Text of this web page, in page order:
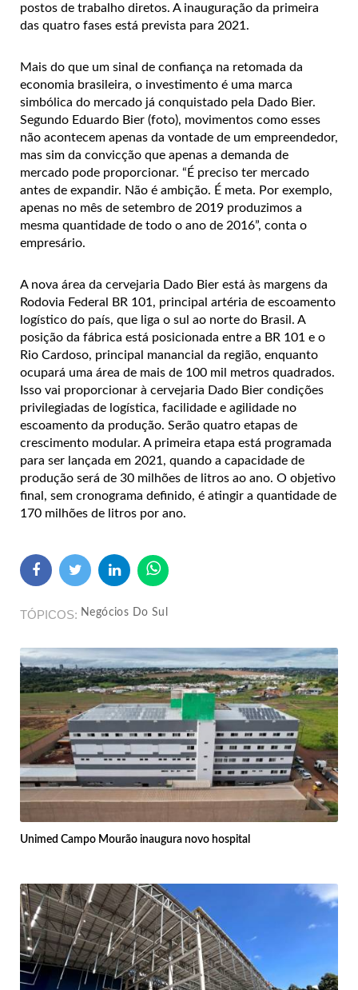
postos de trabalho diretos. A inauguração da primeira
das quatro fases está prevista para 2021.
Mais do que um sinal de confiança na retomada da
economia brasileira, o investimento é uma marca
simbólica do mercado já conquistado pela Dado Bier.
Segundo Eduardo Bier (foto), movimentos como esses
não acontecem apenas da vontade de um empreendedor,
mas sim da convicção que apenas a demanda de
mercado pode proporcionar. “É preciso ter mercado
antes de expandir. Não é ambição. É meta. Por exemplo,
apenas no mês de setembro de 2019 produzimos a
mesma quantidade de todo o ano de 2016”, conta o
empresário.
A nova área da cervejaria Dado Bier está às margens da
Rodovia Federal BR 101, principal artéria de escoamento
logístico do país, que liga o sul ao norte do Brasil. A
posição da fábrica está posicionada entre a BR 101 e o
Rio Cardoso, principal manancial da região, enquanto
ocupará uma área de mais de 100 mil metros quadrados.
Isso vai proporcionar à cervejaria Dado Bier condições
privilegiadas de logística, facilidade e agilidade no
escoamento da produção. Serão quatro etapas de
crescimento modular. A primeira etapa está programada
para ser lançada em 2021, quando a capacidade de
produção será de 30 milhões de litros ao ano. O objetivo
final, sem cronograma definido, é atingir a quantidade de
170 milhões de litros por ano.
TÓPICOS Negócios Do Sul
Unimed Campo Mourão inaugura novo hospital